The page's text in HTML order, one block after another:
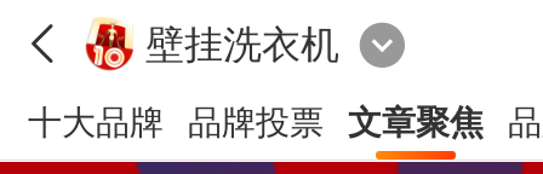
壁挂洗衣机
十大品牌 品牌投票 文章聚焦